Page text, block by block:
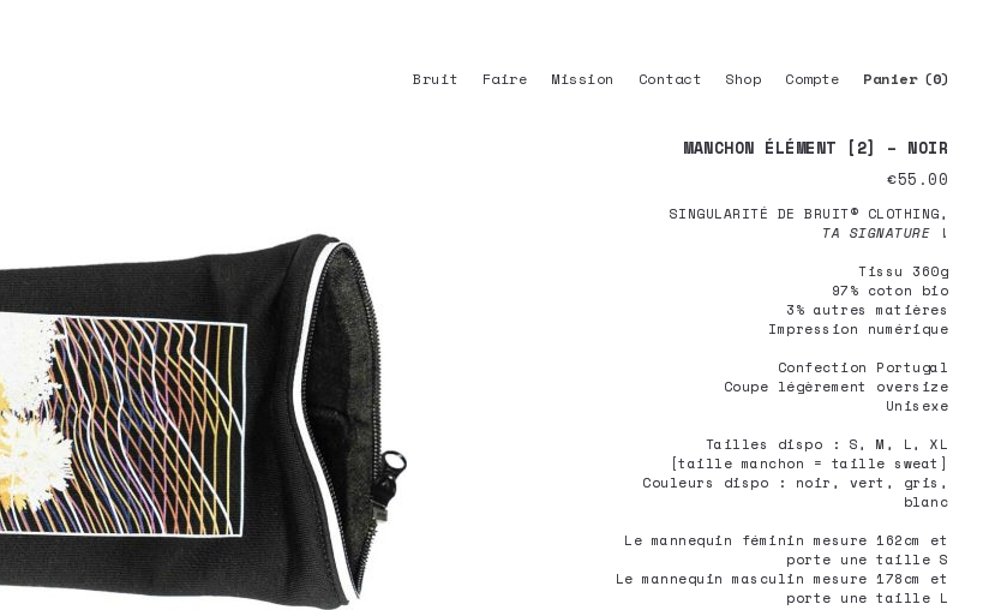
0
Bruit Faire Mission Contact Shop Compte
MANCHON ÉLÉMENT [2] – NOIR
€55.00
SINGULARITÉ DE BRUIT® CLOTHING,
TA SIGNATURE
!
Tissu 360g
97% coton bio
3% autres matières
Impression numérique
Confection Portugal
Coupe légèrement oversize
Unisexe
Tailles dispo : S, M, L, XL
[taille manchon = taille sweat]
Couleurs dispo : noir, vert, gris,
blanc
Le mannequin féminin mesure 162cm et
porte une taille S
Le mannequin masculin mesure 178cm et
porte une taille L